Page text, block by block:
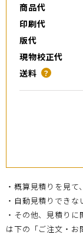
商品代
印刷代
版代
現物校正代
送料 ？
・概算見積りを見
・自動見積りでき
・その他、見積り
は下の「ご注文・お